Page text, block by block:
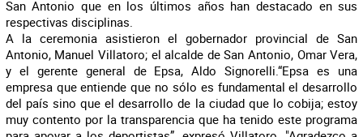
San Antonio que en los últimos años han destacado en sus
respectivas disciplinas.
A la ceremonia asistieron el gobernador provincial de San
Antonio, Manuel Villatoro; el alcalde de San Antonio, Omar Vera,
y el gerente general de Epsa, Aldo Signorelli.“Epsa es una
empresa que entiende que no sólo es fundamental el desarrollo
del país sino que el desarrollo de la ciudad que lo cobija; estoy
muy contento por la transparencia que ha tenido este programa